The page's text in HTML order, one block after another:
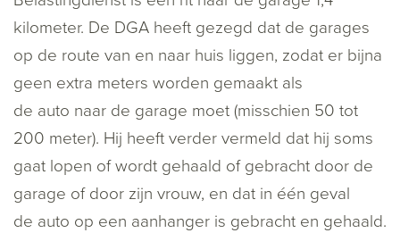
kilometer. De DGA heeft gezegd dat de garages
op de route van en naar huis liggen, zodat er bijna
geen extra meters worden gemaakt als
de auto naar de garage moet (misschien 50 tot
200 meter). Hij heeft verder vermeld dat hij soms
gaat lopen of wordt gehaald of gebracht door de
garage of door zijn vrouw, en dat in één geval
de auto op een aanhanger is gebracht en gehaald.